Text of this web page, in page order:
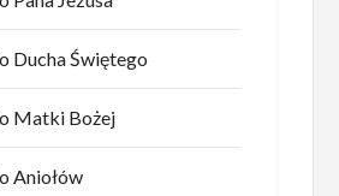
Ducha Świętego
Matki Bożej
Aniołów